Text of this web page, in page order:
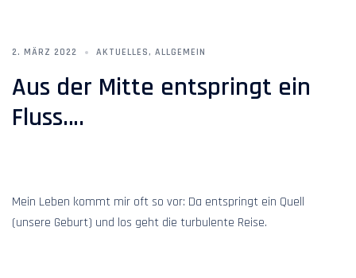
2. MÄRZ 2022 AKTUELLES, ALLGEMEIN
Aus der Mitte entspringt ein
Fluss….
Mein Leben kommt mir oft so vor: Da entspringt ein Quell
(unsere Geburt) und los geht die turbulente Reise.